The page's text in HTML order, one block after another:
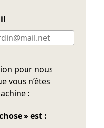
pour nous
vous n’êtes
:
» est :